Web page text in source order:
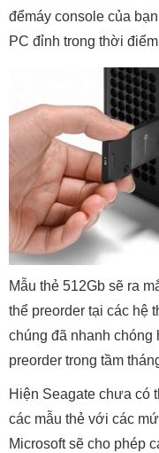
đểmáy console của
PC đỉnh trong thời
Mẫu thẻ 512Gb sẽ ra
thể preorder tại các hệ
chúng đã nhanh
preorder trong tầm
Hiện Seagate chưa có
các mẫu thẻ với các
Microsoft sẽ cho phép